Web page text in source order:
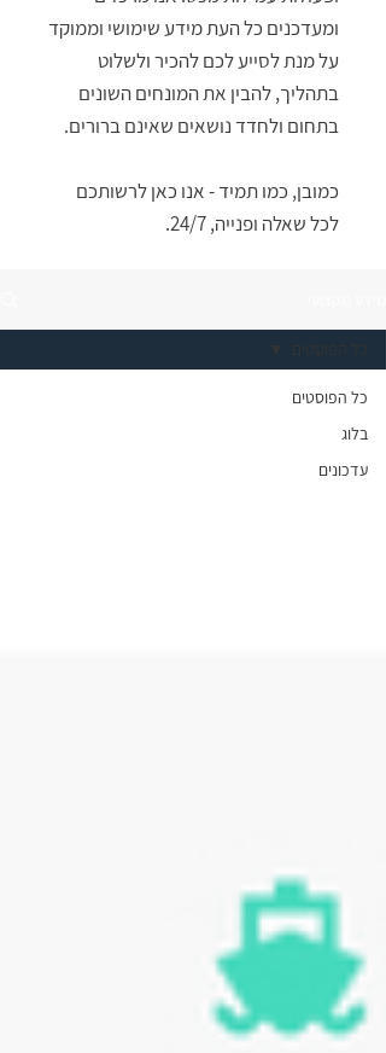
ומעדכנים כל העת מידע שימושי וממוקד
על מנת לסייע לכם להכיר ולשלוט
בתהליך, להבין את המונחים השונים
בתחום ולחדד נושאים שאינם ברורים.
כמובן, כמו תמיד - אנו כאן לרשותכם
לכל שאלה ופנייה, 24/7.
כל הפוסטים
בלוג
עדכונים